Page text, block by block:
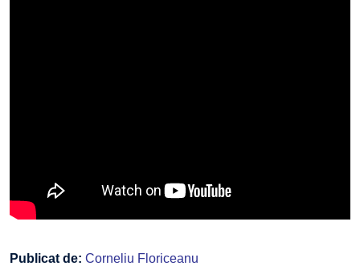
Publicat de: Corneliu Floriceanu